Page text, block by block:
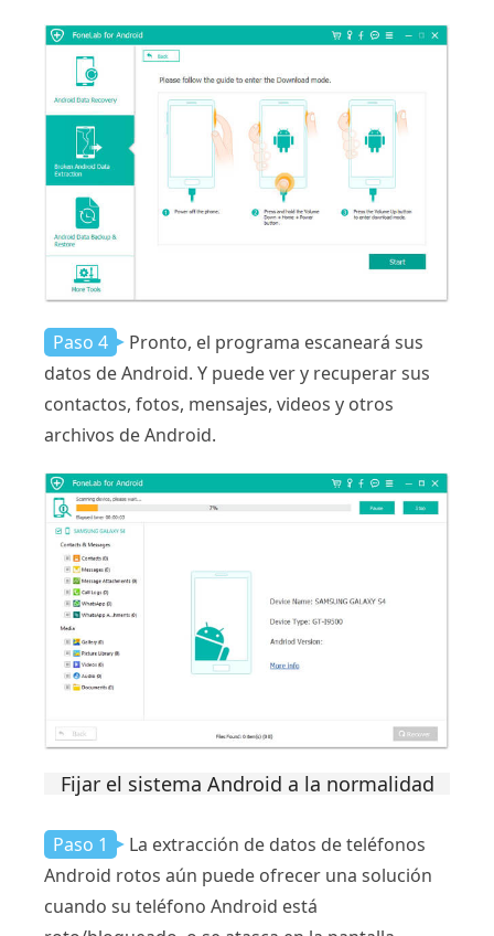
Paso 4
Pronto, el programa escaneará sus
datos de Android. Y puede ver y recuperar sus
contactos, fotos, mensajes, videos y otros
archivos de Android.
Fijar el sistema Android a la normalidad
Paso 1
La extracción de datos de teléfonos
Android rotos aún puede ofrecer una solución
cuando su teléfono Android está